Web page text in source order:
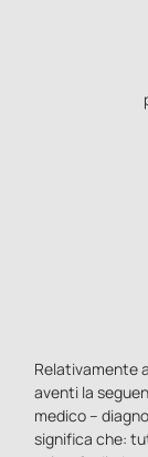
Relativamente
aventi la
medico –
significa che: